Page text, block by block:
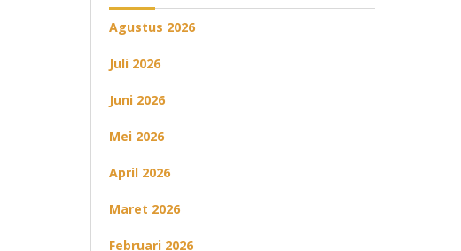
Agustus 2026
Juli 2026
Juni 2026
Mei 2026
April 2026
Maret 2026
Februari 2026